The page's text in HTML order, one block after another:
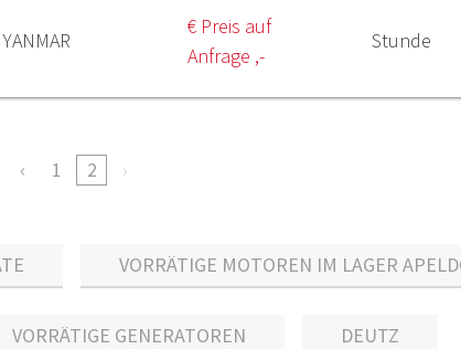
YANMAR
€ Preis auf
Anfrage ,-
Stunde
1 2
VORRÄTIGE MOTOREN IM LAGER
VORRÄTIGE GENERATOREN DEUTZ